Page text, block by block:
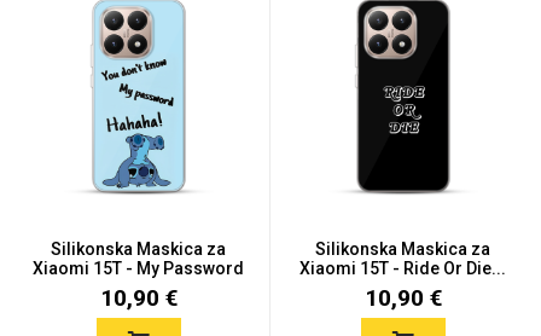
Silikonska Maskica za
Xiaomi 15T - My Password
10,90 €
Silikonska Maskica za
Xiaomi 15T - Ride Or Die...
10,90 €